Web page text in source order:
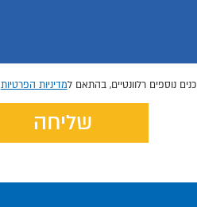
נוספים רלוונטיים, בהתאם למדיניות הפרטיות
שליחה